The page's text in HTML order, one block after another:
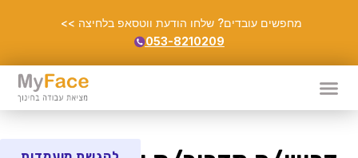
מחפשים עובדים? שלחו הודעת ווטסאפ בלחיצה >>
053-8210209